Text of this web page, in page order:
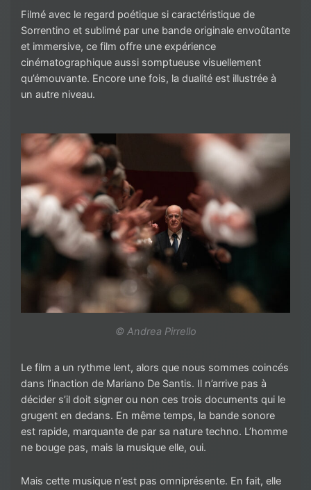
Filmé avec le regard poétique si caractéristique de
Sorrentino et sublimé par une bande originale envoûtante
et immersive, ce film offre une expérience
cinématographique aussi somptueuse visuellement
qu’émouvante. Encore une fois, la dualité est illustrée à
un autre niveau.
© Andrea Pirrello
Le film a un rythme lent, alors que nous sommes coincés
dans l’inaction de Mariano De Santis. Il n’arrive pas à
décider s’il doit signer ou non ces trois documents qui le
grugent en dedans. En même temps, la bande sonore
est rapide, marquante de par sa nature techno. L’homme
ne bouge pas, mais la musique elle, oui.
Mais cette musique n’est pas omniprésente. En fait, elle